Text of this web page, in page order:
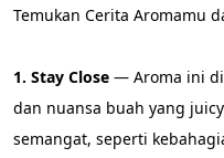
Temukan Cerita Aromamu
1. Stay Close — Aroma ini
dan nuansa buah yang
semangat, seperti